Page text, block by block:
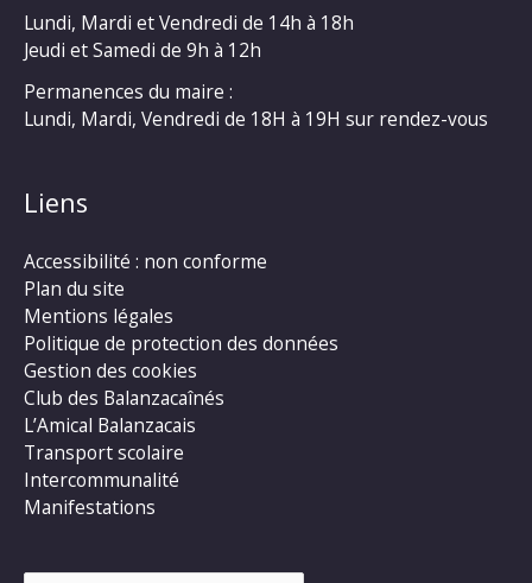
Lundi, Mardi et Vendredi de 14h à 18h
Jeudi et Samedi de 9h à 12h
Permanences du maire :
Lundi, Mardi, Vendredi de 18H à 19H sur rendez-vous
Liens
Accessibilité : non conforme
Plan du site
Mentions légales
Politique de protection des données
Gestion des cookies
Club des Balanzacaînés
L’Amical Balanzacais
Transport scolaire
Intercommunalité
Manifestations